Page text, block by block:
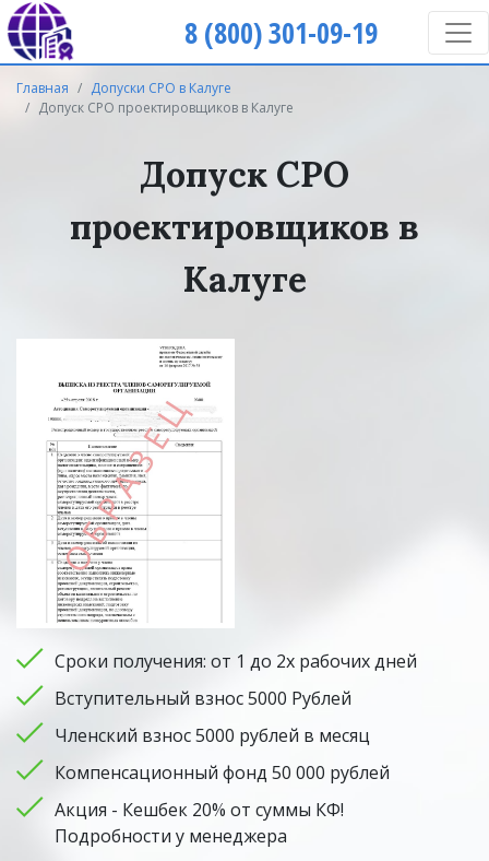
8 (800) 301-09-19
Главная
Допуски СРО в Калуге
Допуск СРО проектировщиков в Калуге
Допуск СРО
проектировщиков в
Калуге
Сроки получения: от 1 до 2х рабочих дней
Вступительный взнос 5000 Рублей
Членский взнос 5000 рублей в месяц
Компенсационный фонд 50 000 рублей
Акция - Кешбек 20% от суммы КФ!
Подробности у менеджера